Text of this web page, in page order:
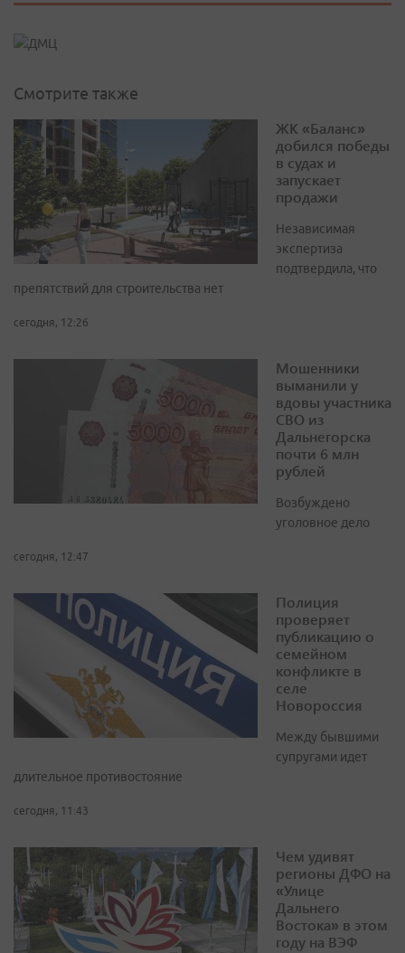
Смотрите также
ЖК «Баланс»
добился победы
в судах и
запускает
продажи
Независимая
экспертиза
подтвердила, что
препятствий для строительства нет
сегодня, 12:26
Мошенники
выманили у
вдовы участника
СВО из
Дальнегорска
почти 6 млн
рублей
Возбуждено
уголовное дело
сегодня, 12:47
Полиция
проверяет
публикацию о
семейном
конфликте в
селе
Новороссия
Между бывшими
супругами идет
длительное противостояние
сегодня, 11:43
Чем удивят
регионы ДФО на
«Улице
Дальнего
Востока» в этом
году на ВЭФ